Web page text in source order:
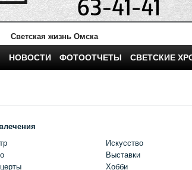
Светская жизнь Омска
НОВОСТИ ФОТООТЧЕТЫ СВЕТСКИЕ
Искусство
Выставки
Хобби